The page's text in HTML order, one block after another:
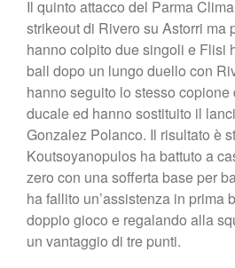
Il quinto attacco del Parma
strikeout di Rivero su Astorri ma
hanno colpito due singoli e Flisi
ball dopo un lungo duello con
hanno seguito lo stesso
ducale ed hanno sostituito il
Gonzalez Polanco. Il risultato è
Koutsoyanopulos ha battuto a
zero con una sofferta base per
ha fallito un’assistenza in prima
doppio gioco e regalando alla
un vantaggio di tre punti.